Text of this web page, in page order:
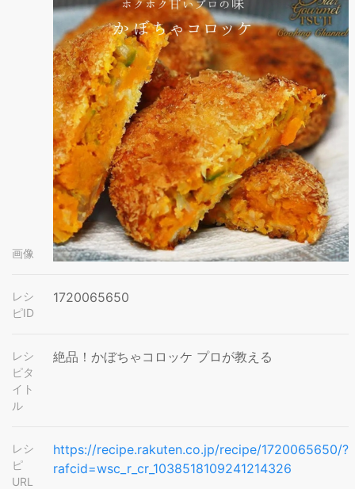
画像
レシ
ピID
1720065650
レシ
ピタ
イト
ル
絶品！かぼちゃコロッケ プロが教える
レシ
ピ
URL
https://recipe.rakuten.co.jp/recipe/1720065650/?
rafcid=wsc_r_cr_1038518109241214326